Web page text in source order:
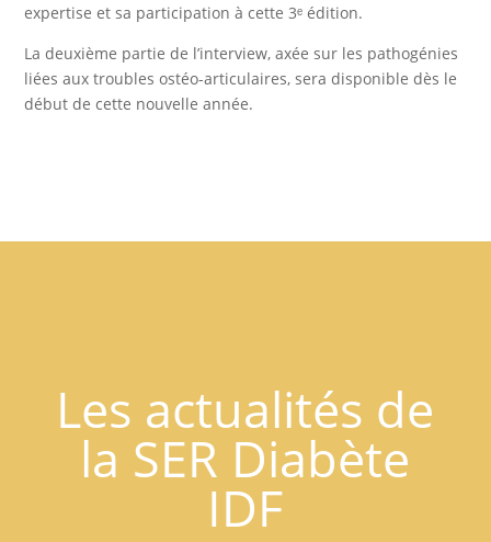
expertise et sa participation à cette 3ᵉ édition.
La deuxième partie de l’interview, axée sur les pathogénies
liées aux troubles ostéo-articulaires, sera disponible dès le
début de cette nouvelle année.
Les actualités de
la SER Diabète
IDF